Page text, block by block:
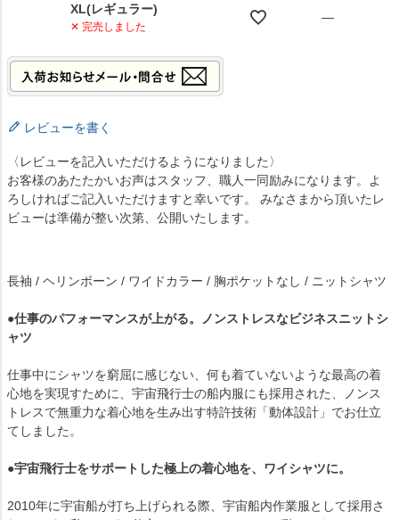
XL(レギュラー)
✕ 完売しました
—
レビューを書く
〈レビューを記入いただけるようになりました〉
お客様のあたたかいお声はスタッフ、職人一同励みになります。よ
ろしければご記入いただけますと幸いです。 みなさまから頂いたレ
ビューは準備が整い次第、公開いたします。
長袖 / ヘリンボーン / ワイドカラー / 胸ポケットなし / ニットシャツ
●仕事のパフォーマンスが上がる。ノンストレスなビジネスニットシ
ャツ
仕事中にシャツを窮屈に感じない、何も着ていないような最高の着
心地を実現すために、宇宙飛行士の船内服にも採用された、ノンス
トレスで無重力な着心地を生み出す特許技術「動体設計」でお仕立
てしました。
●宇宙飛行士をサポートした極上の着心地を、ワイシャツに。
2010年に宇宙船が打ち上げられる際、宇宙船内作業服として採用さ